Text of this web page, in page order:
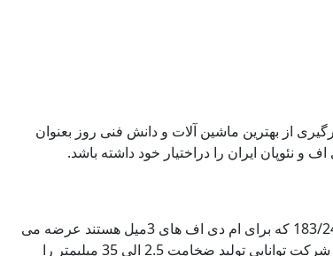
با بیش از 60سال تجربه تولید ام دی اف و با بکارگیری از بهترین ماشین آلات و دانش فنی روز بعنوان
شرکت پویا ام دی اف تولیدی خود را با دانسیته متوسط با استاندارد EN622-5 و در سایزهای 183.366 و 210.366 و 122/244 برای سفارشات خاص و 183/244 که برای ام دی اف های 3میل هستند عرضه می
نماید. پنل های پویا چه ام دی اف و چه نئوپان در سایزهایی که بیان شده و با ضخامت های 16 و 8 و 3 میلیمتر تولید می شوند.البته شایان ذکر است که این شرکت توانایی تولید ضخامت 2.5 الی 35 میلیمتر را